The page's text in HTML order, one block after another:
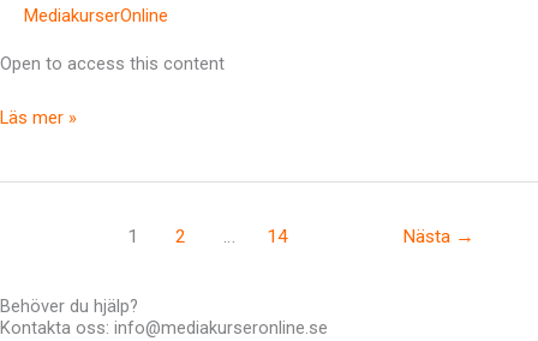
MediakurserOnline
Open to access this content
Läs mer »
1 2 … 14 Nästa →
Behöver du hjälp?
Kontakta oss: info@mediakurseronline.se